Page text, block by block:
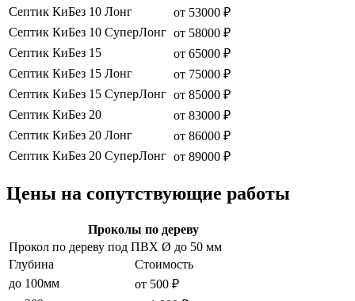
Септик КиБез 10 Лонг
от 53000 ₽
Септик КиБез 10 СуперЛонг от 58000 ₽
Септик КиБез 15
от 65000 ₽
Септик КиБез 15 Лонг
от 75000 ₽
Септик КиБез 15 СуперЛонг от 85000 ₽
Септик КиБез 20
от 83000 ₽
Септик КиБез 20 Лонг
от 86000 ₽
Септик КиБез 20 СуперЛонг от 89000 ₽
Цены на сопутствующие работы
Проколы по дереву
Прокол по дереву под ПВХ Ø до 50 мм
Глубина
Стоимость
до 100мм
от 500 ₽